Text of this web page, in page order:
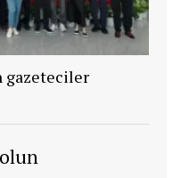
gazeteciler